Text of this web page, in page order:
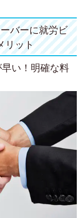
バーに就労ビ
リット
い！明確な料